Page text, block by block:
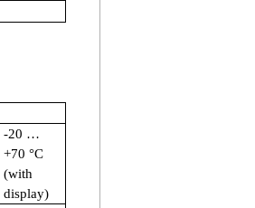
-20 …
+70 °C
(with
display)